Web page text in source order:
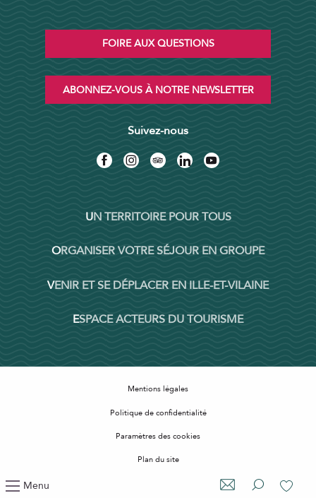
Menu
FOIRE AUX QUESTIONS
ABONNEZ-VOUS À NOTRE NEWSLETTER
Suivez-nous
UN TERRITOIRE POUR TOUS
ORGANISER VOTRE SÉJOUR EN GROUPE
VENIR ET SE DÉPLACER EN ILLE-ET-VILAINE
ESPACE ACTEURS DU TOURISME
Mentions légales
Politique de confidentialité
Paramètres des cookies
Plan du site